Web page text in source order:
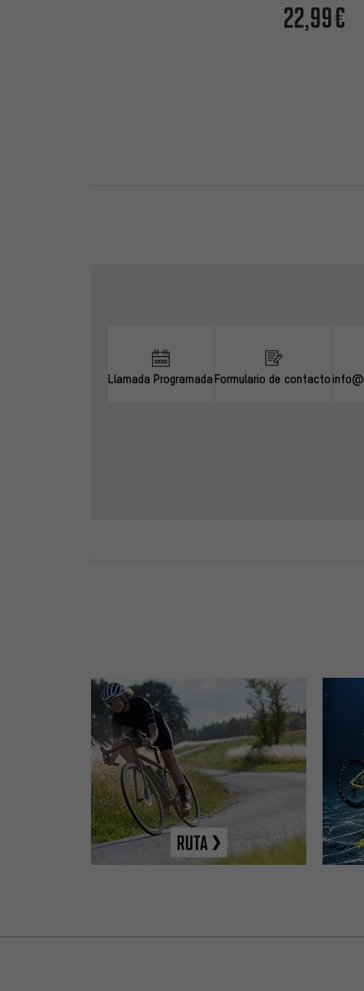
22,99€
Llamada ProgramadaFormulario de contacto